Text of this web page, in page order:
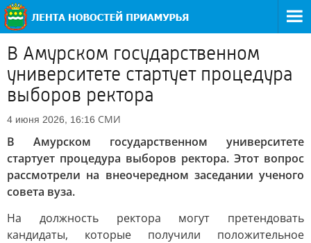
В Амурском государственном
университете стартует процедура
выборов ректора
4 июня 2026, 16:16 СМИ
В Амурском государственном университете
стартует процедура выборов ректора. Этот вопрос
рассмотрели на внеочередном заседании ученого
совета вуза.
На должность ректора могут претендовать
кандидаты, которые получили положительное